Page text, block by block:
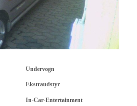
Undervogn
Ekstraudstyr
In-Car-Entertainment